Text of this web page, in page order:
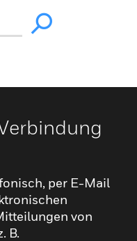
per E-Mail
von
B.